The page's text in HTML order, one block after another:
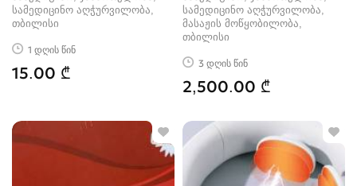
სამედიცინო აღჭურვილობა
თბილისი
1 დღის წინ
15.00 ₾
სამედიცინო აღჭურვილობა,
მასაჟის მოწყობილობა
თბილისი
3 დღის წინ
2,500.00 ₾